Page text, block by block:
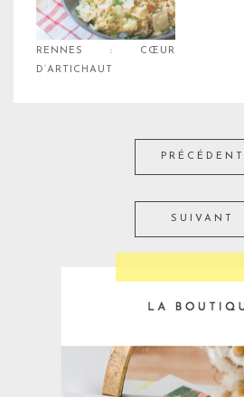
RENNES : CŒUR
D’ARTICHAUT
PRÉCÉDENT
SUIVANT